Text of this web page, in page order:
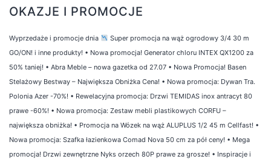
OKAZJE I PROMOCJE
Wyprzedaże i promocje dnia
Super promocja na wąż ogrodowy 3/4 30 m
GO/ON! i inne produkty! • Nowa promocja! Generator chloru INTEX QX1200 za
50% taniej! • Abra Meble – nowa gazetka od 27.07 • Nowa Promocja! Basen
Stelażowy Bestway – Największa Obniżka Cena! • Nowa promocja: Dywan Tra.
Polonia Azer -70%! • Rewelacyjna promocja: Drzwi TEMIDAS inox antracyt 80
prawe -60%! • Nowa promocja: Zestaw mebli plastikowych CORFU –
największa obniżka! • Promocja na Wózek na wąż ALUPLUS 1/2 45 m Cellfast! •
Nowa promocja: Szafka łazienkowa Comad Nova 50 cm za pół ceny! • Mega
promocja! Drzwi zewnętrzne Nyks orzech 80P prawe za grosze! • Inspiracje i